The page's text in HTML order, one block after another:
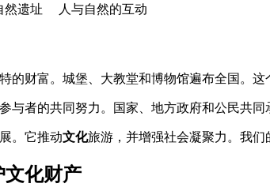
然遗址 人与自然的互动
的财富。城堡、大教堂和博物馆遍布全国。这
与者的共同努力。国家、地方政府和公民共
。它推动文化旅游，并增强社会凝聚力。我们
文化财产